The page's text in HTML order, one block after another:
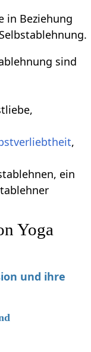
in Beziehung
sind
,
ein
Yoga
und ihre